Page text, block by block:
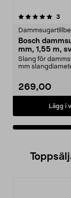
3
Bosch
mm, 1,55 m,
Slang för
mm
269,00
Lägg i
0.0 av 5